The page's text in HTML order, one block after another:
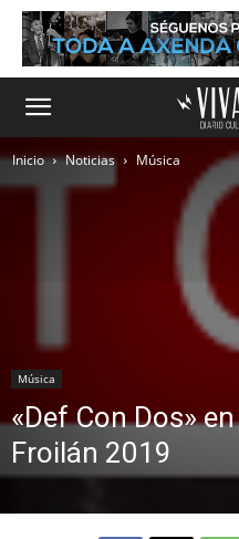
Inicio Noticias Música
Música
«Def Con Dos»
Froilán 2019